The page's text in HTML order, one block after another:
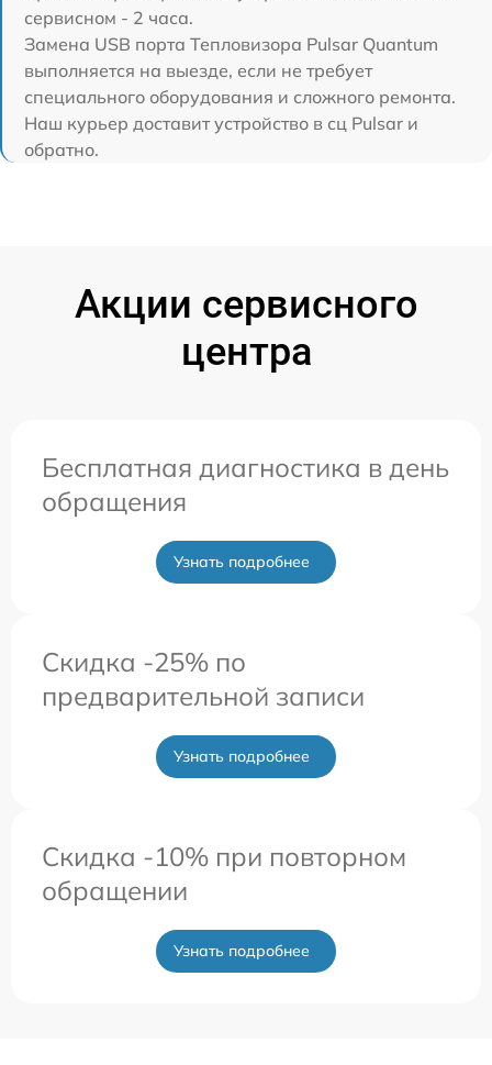
сервисном - 2 часа.
Замена USB порта Тепловизора Pulsar Quantum
выполняется на выезде, если не требует
специального оборудования и сложного ремонта.
Наш курьер доставит устройство в сц Pulsar и
обратно.
Акции сервисного
центра
Бесплатная диагностика в день
обращения
Узнать подробнее
Скидка -25% по
предварительной записи
Узнать подробнее
Скидка -10% при повторном
обращении
Узнать подробнее